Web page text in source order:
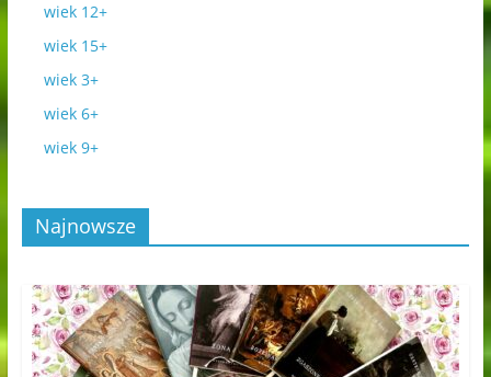
wiek 12+
wiek 15+
wiek 3+
wiek 6+
wiek 9+
Najnowsze